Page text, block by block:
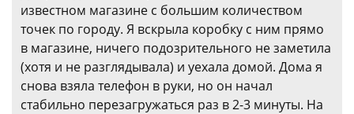
известном магазине с большим количеством
точек по городу. Я вскрыла коробку с ним прямо
в магазине, ничего подозрительного не заметила
(хотя и не разглядывала) и уехала домой. Дома я
снова взяла телефон в руки, но он начал
стабильно перезагружаться раз в 2-3 минуты. На